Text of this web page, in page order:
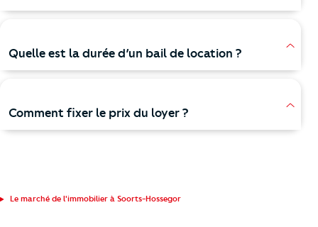
Quelle est la durée d’un bail de location ?
Comment fixer le prix du loyer ?
Le marché de l'immobilier à Soorts-Hossegor